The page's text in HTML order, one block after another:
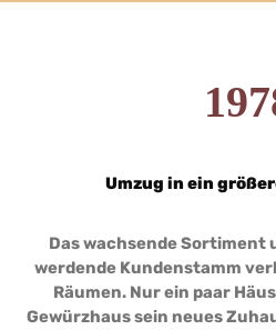
Umzug in ein
Das wachsende Sortiment
werdende Kundenstamm
Räumen. Nur ein paar
Gewürzhaus sein neues